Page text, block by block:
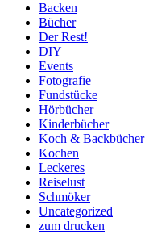
Backen
Bücher
Der Rest!
DIY
Events
Fotografie
Fundstücke
Hörbücher
Kinderbücher
Koch & Backbücher
Kochen
Leckeres
Reiselust
Schmöker
Uncategorized
zum drucken